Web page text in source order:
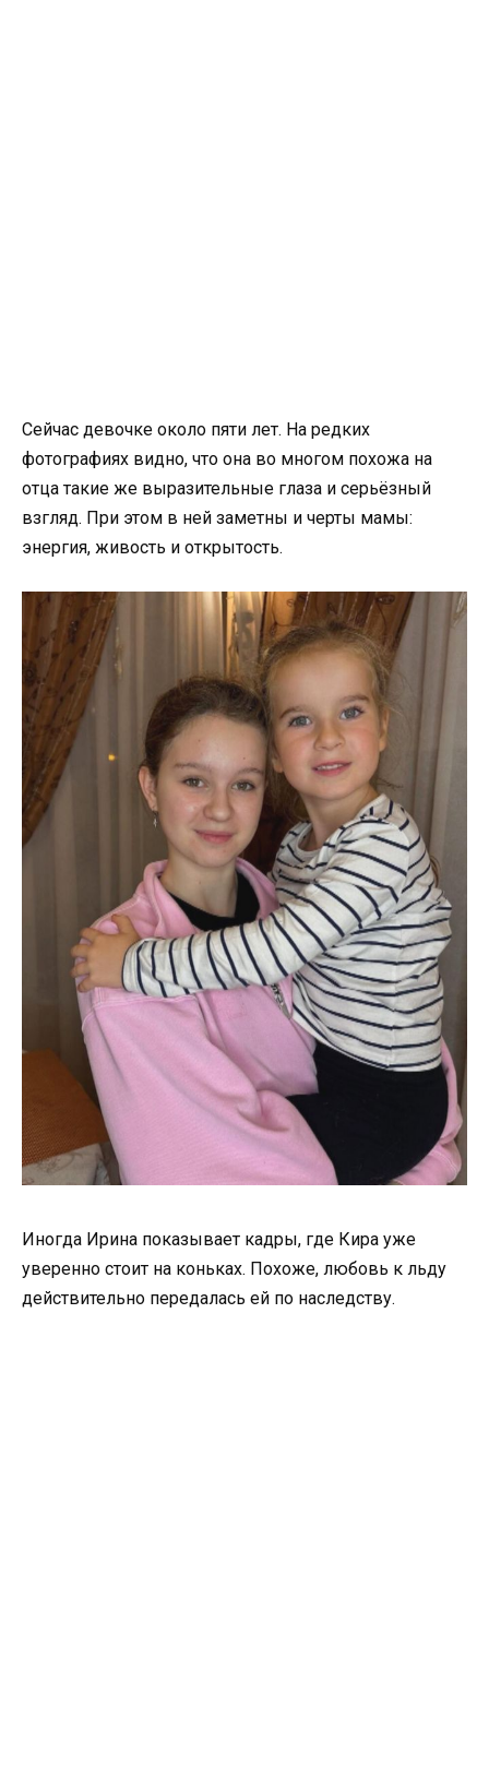
Сейчас девочке около пяти лет. На редких
фотографиях видно, что она во многом похожа на
отца такие же выразительные глаза и серьёзный
взгляд. При этом в ней заметны и черты мамы:
энергия, живость и открытость.
Иногда Ирина показывает кадры, где Кира уже
уверенно стоит на коньках. Похоже, любовь к льду
действительно передалась ей по наследству.